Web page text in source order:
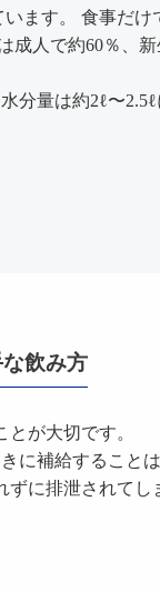
ます。 食事だ
人で約60％、
分量は約2ℓ〜
飲み方
が大切です。
に補給すること
に排泄されて